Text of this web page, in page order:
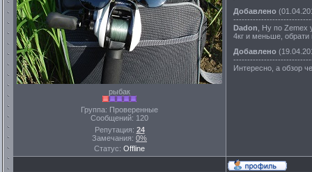
рыбак
Группа: Проверенные
Сообщений: 120
Репутация: 24
Замечания: 0%
Статус: Offline
Добавлено
Dadon , Ну по
4кг и меньше,
Добавлено
Интересно, а обзор